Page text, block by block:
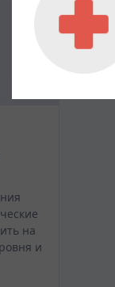
на
и